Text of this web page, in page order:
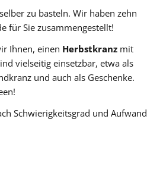
zu basteln. Wir haben zehn
für Sie zusammengestellt!
Ihnen, einen Herbstkranz mit
vielseitig einsetzbar, etwa als
und auch als Geschenke.
Schwierigkeitsgrad und Aufwand